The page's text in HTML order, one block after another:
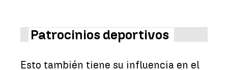
Patrocinios deportivos
Esto también tiene su influencia en el